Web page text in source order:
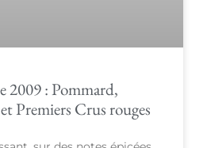
2009 : Pommard,
Premiers Crus rouges